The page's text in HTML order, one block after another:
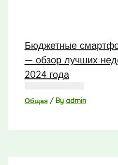
Бюджетные
— обзор лучших
2024 года
Общая/ By admin